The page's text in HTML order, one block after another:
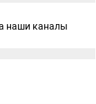
наши каналы